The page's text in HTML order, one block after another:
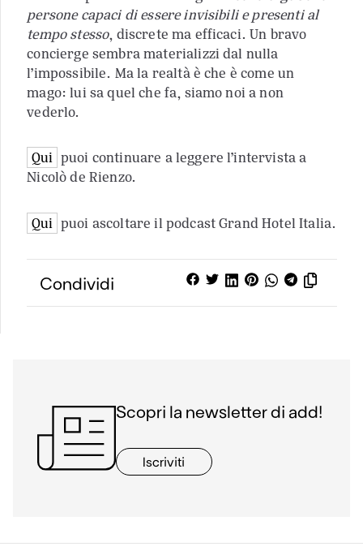
persone capaci di essere invisibili e presenti al
tempo stesso, discrete ma efficaci. Un bravo
concierge sembra materializzi dal nulla
l’impossibile. Ma la realtà è che è come un
mago: lui sa quel che fa, siamo noi a non
vederlo.
Qui puoi continuare a leggere l’intervista a
Nicolò de Rienzo.
Qui puoi ascoltare il podcast Grand Hotel Italia.
Condividi
Scopri la newsletter di add!
Iscriviti